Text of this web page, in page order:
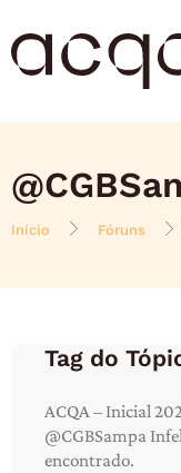
Início Fóruns
Tag do
ACQA – Inicial
@CGBSampa
encontrado.